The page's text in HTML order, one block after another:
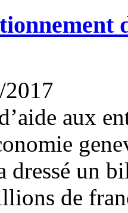
2017
aux
dressé un
de